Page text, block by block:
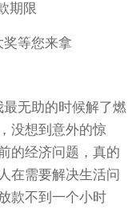
期限
奖等您来拿
无助的时候解了燃
没想到意外的惊
的经济问题，真的
在需要解决生活问
款不到一个小时